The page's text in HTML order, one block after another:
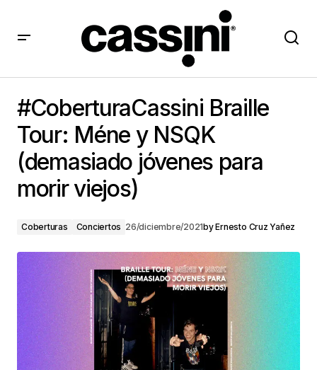
(demasiado jóvenes para morir viejos)
#CoberturaCassini Braille
Tour: Méne y NSQK
(demasiado jóvenes para
morir viejos)
Coberturas Conciertos 26/diciembre/2021byErnesto Cruz Yañez